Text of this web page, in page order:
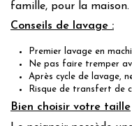
famille, pour la maison.
Conseils de lavage :
Premier lavage en
Ne pas faire tremper
Après cycle de lavage,
Risque de transfert de
Bien choisir votre taille